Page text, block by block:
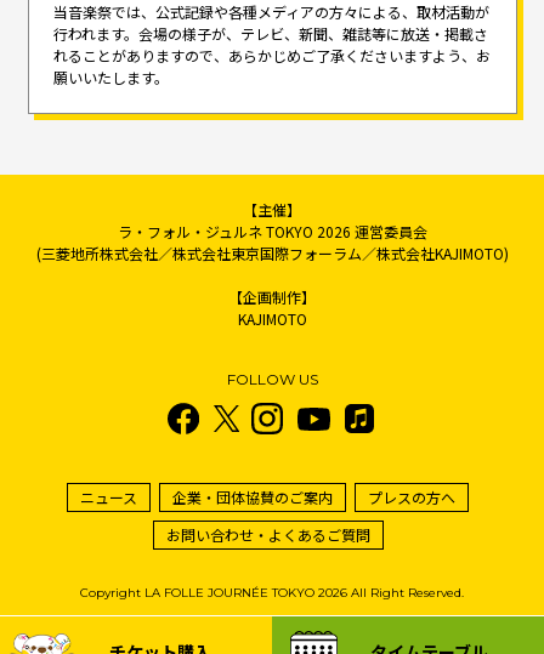
当音楽祭では、公式記録や各種メディアの方々による、取材活動が
行われます。 会場の様子が、テレビ、新聞、雑誌等に放送・掲載さ
れることがありますので、 あらかじめご了承くださいますよう、お
願いいたします。
【主催】
ラ・フォル・ジュルネ TOKYO 2026 運営委員会
(三菱地所株式会社／株式会社東京国際フォーラム／株式会社KAJIMOTO)
【企画制作】
KAJIMOTO
FOLLOW US
ニュース 企業・団体協賛のご案内
プレスの方へ
お問い合わせ・よくあるご質問
Copyright LA FOLLE JOURNÉE TOKYO 2026 All Right Reserved.